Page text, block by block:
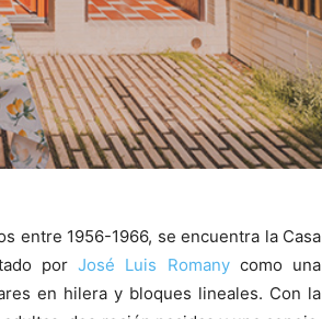
entre 1956-1966, se encuentra la Casa
por José Luis Romanycomo una
en hilera y bloques lineales. Con la